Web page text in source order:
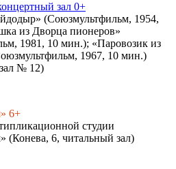
зал 0+
(Союзмультфильм, 1954,
из Дворца пионеров»
1981, 10 мин.); «Паровозик из
1967, 10 мин.)
№ 12)
6+
студии
(Конева, 6, читальный зал)